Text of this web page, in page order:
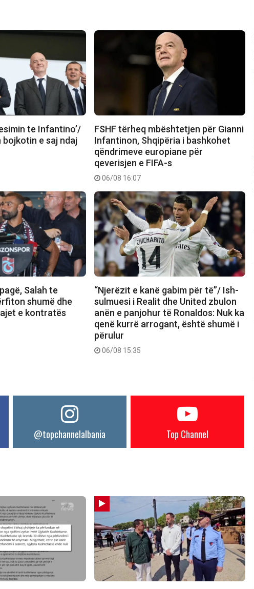
te Infantino’/
bojkotin e saj ndaj
FSHF tërheq mbështetjen për Gianni
Infantinon, Shqipëria i bashkohet
qëndrimeve europiane për
qeverisjen e FIFA-s
06/08 16:07
Salah te
shumë dhe
e kontratës
“Njerëzit e kanë gabim për të”/ Ish-
sulmuesi i Realit dhe United zbulon
anën e panjohur të Ronaldos: Nuk ka
qenë kurrë arrogant, është shumë i
përulur
06/08 15:35
@topchannelalbania Top Channel